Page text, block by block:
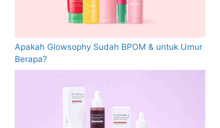
Apakah Glowsophy Sudah BPOM & untuk Umur
Berapa?